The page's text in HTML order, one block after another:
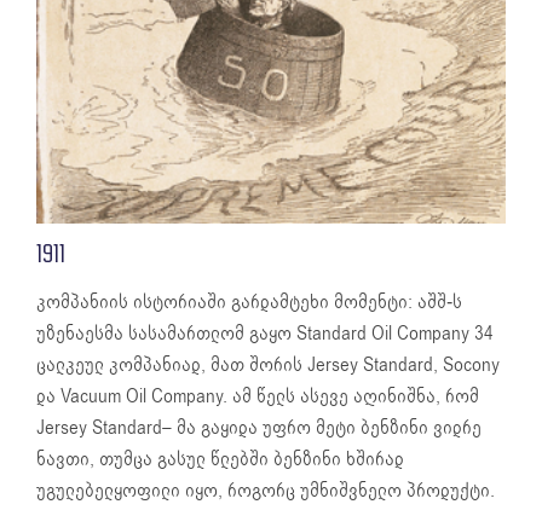
1911
კომპანიის ისტორიაში გარდამტეხი მომენტი: აშშ-ს
უზენაესმა სასამართლომ გაყო Standard Oil Company 34
ცალკეულ კომპანიად, მათ შორის Jersey Standard, Socony
და Vacuum Oil Company. ამ წელს ასევე აღინიშნა, რომ
Jersey Standard– მა გაყიდა უფრო მეტი ბენზინი ვიდრე
ნავთი, თუმცა გასულ წლებში ბენზინი ხშირად
უგულებელყოფილი იყო, როგორც უმნიშვნელო პროდუქტი.